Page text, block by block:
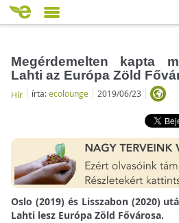
Megérdemelten kapta
Lahti az Európa Zöld
Hír írta:ecolounge 2019/06/23
Oslo (2019) és Lisszabon (2020)
Lahti lesz Európa Zöld Fővárosa.